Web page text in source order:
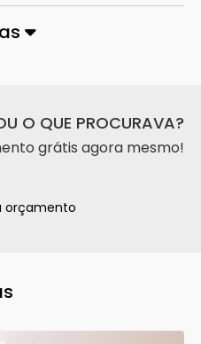
O QUE PROCURAVA?
grátis agora mesmo!
orçamento